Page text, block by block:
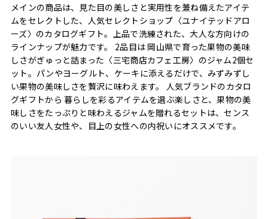
メインの商品は、見た目の美しさと実用性を兼ね備えたアイテ
ムをセレクトした、人気セレクトショップ〈ユナイテッドアロ
ーズ〉のカタログギフト。上品で洗練された、大人な方向けの
ラインナップが魅力です。 2品目は 岡山県で育った果物の美味
しさがぎゅっと詰まった〈三宅商店カフェ工房〉のジャム2個セ
ット。パンやヨーグルト、ケーキに添えるだけで、みずみずし
い果物の美味しさを贅沢に味わえます。 人気ブランドのカタロ
グギフトから 暮らしを彩るアイテムを選ぶ楽しさと、果物の美
味しさをたっぷりと味わえるジャムを贈れるセットは、センス
のいい友人女性や、目上の女性への内祝いにオススメです。